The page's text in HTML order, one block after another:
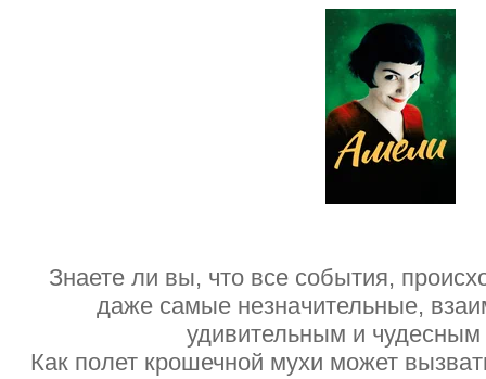
Знаете ли вы, что все события,
даже самые незначительные,
удивительным и
Как полет крошечной мухи может